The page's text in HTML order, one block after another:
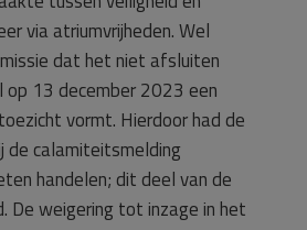
via atriumvrijheden. Wel
dat het niet afsluiten
13 december 2023 een
vormt. Hierdoor had de
de calamiteitsmelding
handelen; dit deel van de
De weigering tot inzage in het